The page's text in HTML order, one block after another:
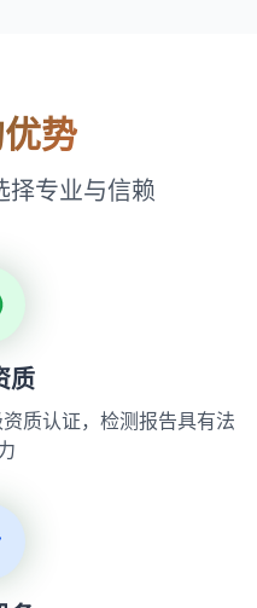
势
择专业与信赖
质
质认证，检测报告具有法